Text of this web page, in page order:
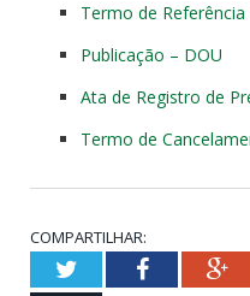
Termo de Referência
Publicação – DOU
Ata de Registro de
Termo de
COMPARTILHAR:
TwitterFacebook